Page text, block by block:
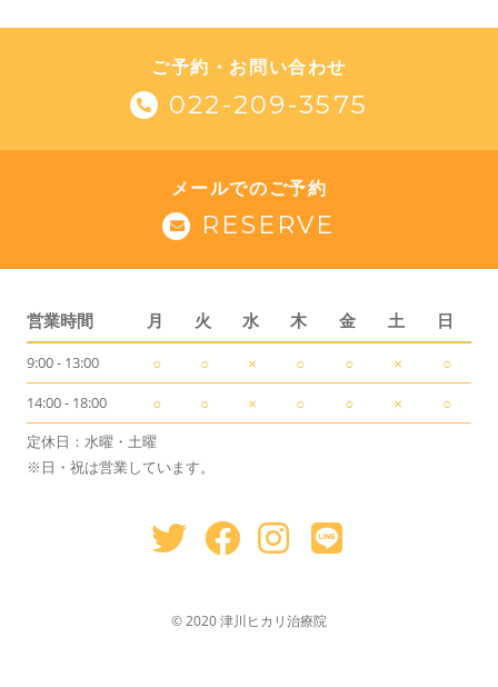
ご予約・お問い合わせ
022-209-3575
メールでのご予約
RESERVE
営業時間 月 火 水 木 金 土 日
9:00 - 13:00 ○ ○ × ○ ○ × ○
14:00 - 18:00 ○ ○ × ○ ○ × ○
定休日：水曜・土曜
※日・祝は営業しています。
© 2020 津川ヒカリ治療院